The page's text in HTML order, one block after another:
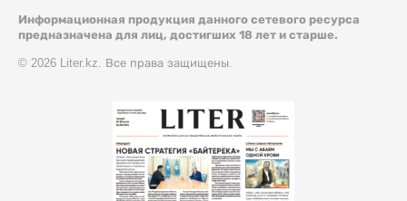
Информационная продукция данного сетевого ресурса
предназначена для лиц, достигших 18 лет и старше.
© 2026 Liter.kz. Все права защищены.